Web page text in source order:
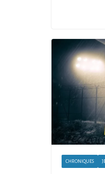
CHRONIQUES